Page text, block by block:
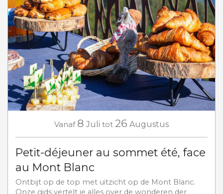
Vanaf 8 Juli tot 26 Augustus
Petit-déjeuner au sommet été, face
au Mont Blanc
Ontbijt op de top met uitzicht op de Mont Blanc.
Onze gids vertelt je alles over de wonderen der